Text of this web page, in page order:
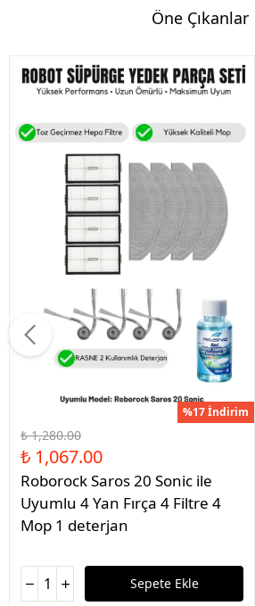
Öne Çıkanlar
%17 İndirim
₺ 1,280.00
₺ 1,067.00
Roborock Saros 20 Sonic ile
Uyumlu 4 Yan Fırça 4 Filtre 4
Mop 1 deterjan
Sepete Ekle